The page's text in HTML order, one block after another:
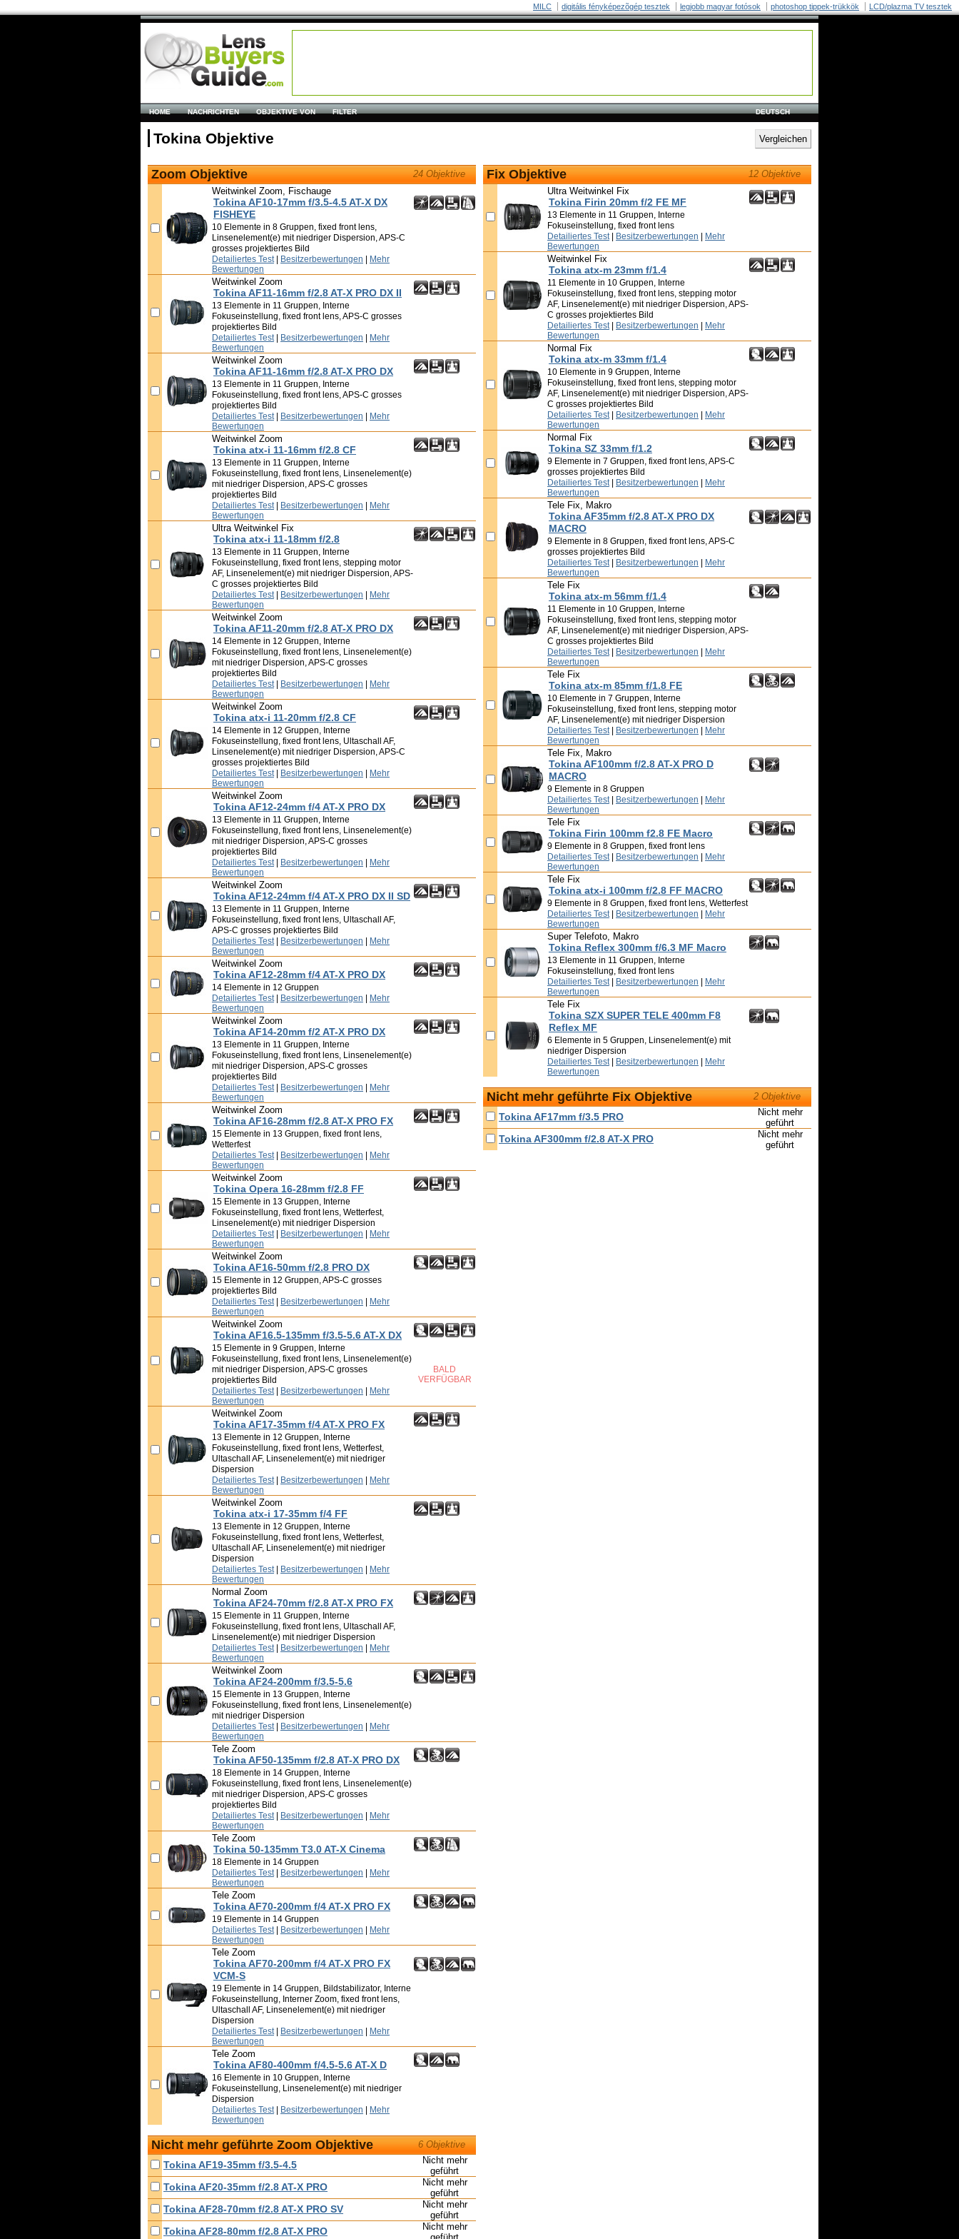
MILC digitális fényképezõgép tesztek legjobb magyar fotósok photoshop tippek-trükkök LCD/plazma TV tesztek
DEUTSCH
HOME NACHRICHTEN OBJEKTIVE VON FILTER
Tokina Objektive
24 Objektive
Zoom Objektive
Weitwinkel Zoom, Fischauge
Tokina AF10-17mm f/3.5-4.5 AT-X DX
FISHEYE
10 Elemente in 8 Gruppen, fixed front lens,
Linsenelement(e) mit niedriger Dispersion, APS-C
grosses projektiertes Bild
Detailiertes Test Besitzerbewertungen
Mehr
Bewertungen
Weitwinkel Zoom
Tokina AF11-16mm f/2.8 AT-X PRO DX II
13 Elemente in 11 Gruppen, Interne
Fokuseinstellung, fixed front lens, APS-C grosses
projektiertes Bild
Detailiertes Test Besitzerbewertungen
Mehr
Bewertungen
Weitwinkel Zoom
Tokina AF11-16mm f/2.8 AT-X PRO DX
13 Elemente in 11 Gruppen, Interne
Fokuseinstellung, fixed front lens, APS-C grosses
projektiertes Bild
Detailiertes Test Besitzerbewertungen
Mehr
Bewertungen
Weitwinkel Zoom
Tokina atx-i 11-16mm f/2.8 CF
13 Elemente in 11 Gruppen, Interne
Fokuseinstellung, fixed front lens, Linsenelement(e)
mit niedriger Dispersion, APS-C grosses
projektiertes Bild
Detailiertes Test Besitzerbewertungen
Mehr
Bewertungen
Ultra Weitwinkel Fix
Tokina atx-i 11-18mm f/2.8
13 Elemente in 11 Gruppen, Interne
Fokuseinstellung, fixed front lens, stepping motor
AF, Linsenelement(e) mit niedriger Dispersion, APS-
C grosses projektiertes Bild
Detailiertes Test Besitzerbewertungen
Mehr
Bewertungen
Weitwinkel Zoom
Tokina AF11-20mm f/2.8 AT-X PRO DX
14 Elemente in 12 Gruppen, Interne
Fokuseinstellung, fixed front lens, Linsenelement(e)
mit niedriger Dispersion, APS-C grosses
projektiertes Bild
Detailiertes Test Besitzerbewertungen
Mehr
Bewertungen
Weitwinkel Zoom
Tokina atx-i 11-20mm f/2.8 CF
14 Elemente in 12 Gruppen, Interne
Fokuseinstellung, fixed front lens, Ultaschall AF,
Linsenelement(e) mit niedriger Dispersion, APS-C
grosses projektiertes Bild
Detailiertes Test Besitzerbewertungen
Mehr
Bewertungen
Weitwinkel Zoom
Tokina AF12-24mm f/4 AT-X PRO DX
13 Elemente in 11 Gruppen, Interne
Fokuseinstellung, fixed front lens, Linsenelement(e)
mit niedriger Dispersion, APS-C grosses
projektiertes Bild
Detailiertes Test Besitzerbewertungen
Mehr
Bewertungen
Weitwinkel Zoom
Tokina AF12-24mm f/4 AT-X PRO DX II SD
13 Elemente in 11 Gruppen, Interne
Fokuseinstellung, fixed front lens, Ultaschall AF,
APS-C grosses projektiertes Bild
Detailiertes Test Besitzerbewertungen
Mehr
Bewertungen
Weitwinkel Zoom
Tokina AF12-28mm f/4 AT-X PRO DX
14 Elemente in 12 Gruppen
Detailiertes Test Besitzerbewertungen
Mehr
Bewertungen
Weitwinkel Zoom
Tokina AF14-20mm f/2 AT-X PRO DX
13 Elemente in 11 Gruppen, Interne
Fokuseinstellung, fixed front lens, Linsenelement(e)
mit niedriger Dispersion, APS-C grosses
projektiertes Bild
Detailiertes Test Besitzerbewertungen
Mehr
Bewertungen
Weitwinkel Zoom
Tokina AF16-28mm f/2.8 AT-X PRO FX
15 Elemente in 13 Gruppen, fixed front lens,
Wetterfest
Detailiertes Test Besitzerbewertungen
Mehr
Bewertungen
Weitwinkel Zoom
Tokina Opera 16-28mm f/2.8 FF
15 Elemente in 13 Gruppen, Interne
Fokuseinstellung, fixed front lens, Wetterfest,
Linsenelement(e) mit niedriger Dispersion
Detailiertes Test Besitzerbewertungen
Mehr
Bewertungen
Weitwinkel Zoom
Tokina AF16-50mm f/2.8 PRO DX
15 Elemente in 12 Gruppen, APS-C grosses
projektiertes Bild
Detailiertes Test Besitzerbewertungen
Mehr
Bewertungen
Weitwinkel Zoom
Tokina AF16.5-135mm f/3.5-5.6 AT-X DX
15 Elemente in 9 Gruppen, Interne
Fokuseinstellung, fixed front lens, Linsenelement(e)
mit niedriger Dispersion, APS-C grosses
projektiertes Bild
BALD
VERFÜGBAR
Detailiertes Test
Besitzerbewertungen
Mehr
Bewertungen
Weitwinkel Zoom
Tokina AF17-35mm f/4 AT-X PRO FX
13 Elemente in 12 Gruppen, Interne
Fokuseinstellung, fixed front lens, Wetterfest,
Ultaschall AF, Linsenelement(e) mit niedriger
Dispersion
Detailiertes Test Besitzerbewertungen
Mehr
Bewertungen
Weitwinkel Zoom
Tokina atx-i 17-35mm f/4 FF
13 Elemente in 12 Gruppen, Interne
Fokuseinstellung, fixed front lens, Wetterfest,
Ultaschall AF, Linsenelement(e) mit niedriger
Dispersion
Detailiertes Test Besitzerbewertungen
Mehr
Bewertungen
Normal Zoom
Tokina AF24-70mm f/2.8 AT-X PRO FX
15 Elemente in 11 Gruppen, Interne
Fokuseinstellung, fixed front lens, Ultaschall AF,
Linsenelement(e) mit niedriger Dispersion
Detailiertes Test Besitzerbewertungen
Mehr
Bewertungen
Weitwinkel Zoom
Tokina AF24-200mm f/3.5-5.6
15 Elemente in 13 Gruppen, Interne
Fokuseinstellung, fixed front lens, Linsenelement(e)
mit niedriger Dispersion
Detailiertes Test Besitzerbewertungen
Mehr
Bewertungen
Tele Zoom
Tokina AF50-135mm f/2.8 AT-X PRO DX
18 Elemente in 14 Gruppen, Interne
Fokuseinstellung, fixed front lens, Linsenelement(e)
mit niedriger Dispersion, APS-C grosses
projektiertes Bild
Detailiertes Test Besitzerbewertungen
Mehr
Bewertungen
Tele Zoom
Tokina 50-135mm T3.0 AT-X Cinema
18 Elemente in 14 Gruppen
Detailiertes Test Besitzerbewertungen
Mehr
Bewertungen
Tele Zoom
Tokina AF70-200mm f/4 AT-X PRO FX
19 Elemente in 14 Gruppen
Detailiertes Test Besitzerbewertungen
Mehr
Bewertungen
Tele Zoom
Tokina AF70-200mm f/4 AT-X PRO FX
VCM-S
19 Elemente in 14 Gruppen, Bildstabilizator, Interne
Fokuseinstellung, Interner Zoom, fixed front lens,
Ultaschall AF, Linsenelement(e) mit niedriger
Dispersion
Detailiertes Test Besitzerbewertungen
Mehr
Bewertungen
Tele Zoom
Tokina AF80-400mm f/4.5-5.6 AT-X D
16 Elemente in 10 Gruppen, Interne
Fokuseinstellung, Linsenelement(e) mit niedriger
Dispersion
Detailiertes Test Besitzerbewertungen
Mehr
Bewertungen
6 Objektive
Nicht mehr geführte Zoom Objektive
Tokina AF19-35mm f/3.5-4.5
Nicht mehr
geführt
Tokina AF20-35mm f/2.8 AT-X PRO
Nicht mehr
geführt
Tokina AF28-70mm f/2.8 AT-X PRO SV
Nicht mehr
geführt
Tokina AF28-80mm f/2.8 AT-X PRO
Nicht mehr
12 Objektive
Fix Objektive
Ultra Weitwinkel Fix
Tokina Firin 20mm f/2 FE MF
13 Elemente in 11 Gruppen, Interne
Fokuseinstellung, fixed front lens
Detailiertes Test Besitzerbewertungen
Mehr
Bewertungen
Weitwinkel Fix
Tokina atx-m 23mm f/1.4
11 Elemente in 10 Gruppen, Interne
Fokuseinstellung, fixed front lens, stepping motor
AF, Linsenelement(e) mit niedriger Dispersion, APS-
C grosses projektiertes Bild
Detailiertes Test Besitzerbewertungen
Mehr
Bewertungen
Normal Fix
Tokina atx-m 33mm f/1.4
10 Elemente in 9 Gruppen, Interne
Fokuseinstellung, fixed front lens, stepping motor
AF, Linsenelement(e) mit niedriger Dispersion, APS-
C grosses projektiertes Bild
Detailiertes Test Besitzerbewertungen
Mehr
Bewertungen
Normal Fix
Tokina SZ 33mm f/1.2
9 Elemente in 7 Gruppen, fixed front lens, APS-C
grosses projektiertes Bild
Detailiertes Test Besitzerbewertungen
Mehr
Bewertungen
Tele Fix, Makro
Tokina AF35mm f/2.8 AT-X PRO DX
MACRO
9 Elemente in 8 Gruppen, fixed front lens, APS-C
grosses projektiertes Bild
Detailiertes Test Besitzerbewertungen
Mehr
Bewertungen
Tele Fix
Tokina atx-m 56mm f/1.4
11 Elemente in 10 Gruppen, Interne
Fokuseinstellung, fixed front lens, stepping motor
AF, Linsenelement(e) mit niedriger Dispersion, APS-
C grosses projektiertes Bild
Detailiertes Test Besitzerbewertungen
Mehr
Bewertungen
Tele Fix
Tokina atx-m 85mm f/1.8 FE
10 Elemente in 7 Gruppen, Interne
Fokuseinstellung, fixed front lens, stepping motor
AF, Linsenelement(e) mit niedriger Dispersion
Detailiertes Test Besitzerbewertungen
Mehr
Bewertungen
Tele Fix, Makro
Tokina AF100mm f/2.8 AT-X PRO D
MACRO
9 Elemente in 8 Gruppen
Detailiertes Test Besitzerbewertungen
Mehr
Bewertungen
Tele Fix
Tokina Firin 100mm f2.8 FE Macro
9 Elemente in 8 Gruppen, fixed front lens
Detailiertes Test Besitzerbewertungen
Mehr
Bewertungen
Tele Fix
Tokina atx-i 100mm f/2.8 FF MACRO
9 Elemente in 8 Gruppen, fixed front lens, Wetterfest
Detailiertes Test Besitzerbewertungen
Mehr
Bewertungen
Super Telefoto, Makro
Tokina Reflex 300mm f/6.3 MF Macro
13 Elemente in 11 Gruppen, Interne
Fokuseinstellung, fixed front lens
Detailiertes Test Besitzerbewertungen
Mehr
Bewertungen
Tele Fix
Tokina SZX SUPER TELE 400mm F8
Reflex MF
6 Elemente in 5 Gruppen, Linsenelement(e) mit
niedriger Dispersion
Detailiertes Test Besitzerbewertungen
Mehr
Bewertungen
2 Objektive
Nicht mehr geführte Fix Objektive
Tokina AF17mm f/3.5 PRO
Nicht mehr
geführt
Tokina AF300mm f/2.8 AT-X PRO
Nicht mehr
geführt